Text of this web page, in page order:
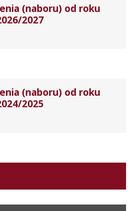
(naboru) od roku
2027
(naboru) od roku
2025